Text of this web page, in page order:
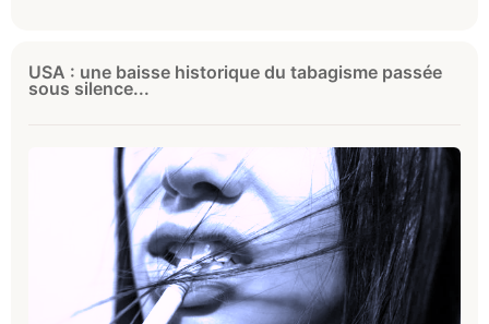
USA : une baisse historique du tabagisme passée
sous silence...